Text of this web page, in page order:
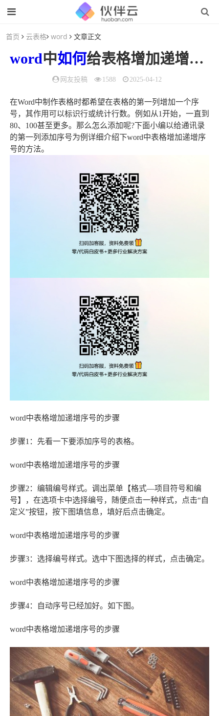
首页 云表格 word 文章正文
word中如何给表格增加递增序号
网友投稿 1588 2025-04-12
在Word中制作表格时都希望在表格的第一列增加一个序
号，其作用可以标识行或统计行数。例如从1开始，一直到
80、100甚至更多。那么怎么添加呢?下面小编以给通讯录
的第一列添加序号为例详细介绍下word中表格增加递增序
号的方法。
word中表格增加递增序号的步骤
步骤1：先看一下要添加序号的表格。
word中表格增加递增序号的步骤
步骤2：编辑编号样式。调出菜单【格式—项目符号和编
号】，在选项卡中选择编号，随便点击一种样式，点击“自
定义”按钮，按下图填信息，填好后点击确定。
word中表格增加递增序号的步骤
步骤3：选择编号样式。选中下图选择的样式，点击确定。
word中表格增加递增序号的步骤
步骤4：自动序号已经加好。如下图。
word中表格增加递增序号的步骤